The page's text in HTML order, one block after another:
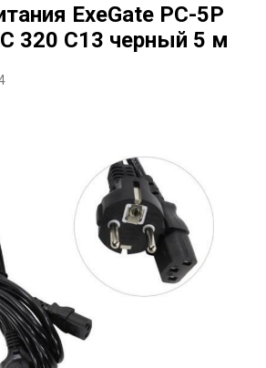
ExeGate PC-5P
320 C13 черный 5 м